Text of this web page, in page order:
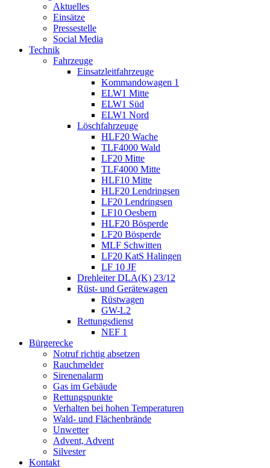
Aktuelles
Einsätze
Pressestelle
Social Media
Technik
Fahrzeuge
Einsatzleitfahrzeuge
Kommandowagen 1
ELW1 Mitte
ELW1 Süd
ELW1 Nord
Löschfahrzeuge
HLF20 Wache
TLF4000 Wald
LF20 Mitte
TLF4000 Mitte
HLF10 Mitte
HLF20 Lendringsen
LF20 Lendringsen
LF10 Oesbern
HLF20 Bösperde
LF20 Bösperde
MLF Schwitten
LF20 KatS Halingen
LF 10 JF
Drehleiter DLA(K) 23/12
Rüst- und Gerätewagen
Rüstwagen
GW-L2
Rettungsdienst
NEF 1
Bürgerecke
Notruf richtig absetzen
Rauchmelder
Sirenenalarm
Gas im Gebäude
Rettungspunkte
Verhalten bei hohen Temperaturen
Wald- und Flächenbrände
Unwetter
Advent, Advent
Silvester
Kontakt